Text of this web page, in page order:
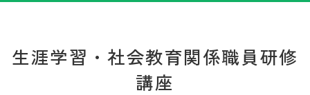
生涯学習・社会教育関係職員研修
講座